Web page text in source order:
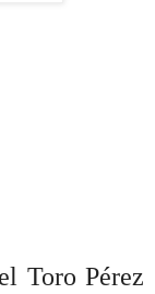
Toro Pérez